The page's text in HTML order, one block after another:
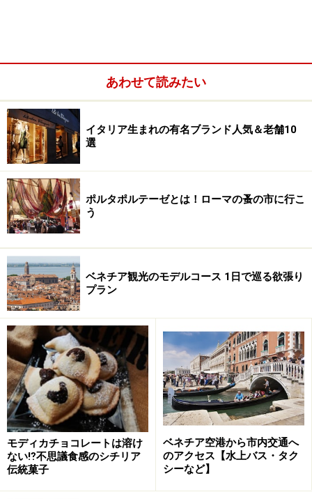
おとぎ話にでてきそうな民家群「トゥルッ
リ」
アルベロベッロの伝統集落トゥルッリの屋根には、さまざま
な記号が描かれている (c)Ewa Kawamura
トゥルッロの屋根の頂点は、ピンナコロと呼ばれる尖塔で蓋
します (c)Ewa Kawamura
トゥルッロの伝統的な建築工法は、一切モルタル（セメ
ントと水を混ぜたもの）を使うことなく、壁も屋根もす
べて「積み石」で作り上げて造られています。それは、
かつてナポリ王国が南イタリア全域を支配していた時
あわせて読みたい
イタリア生まれの有名ブランド人気＆老舗10
選
ポルタポルテーゼとは！ローマの蚤の市に行こ
う
ベネチア観光のモデルコース 1日で巡る欲張り
プラン
モディカチョコレートは溶け
ない⁉不思議食感のシチリア
伝統菓子
ベネチア空港から市内交通へ
のアクセス【水上バス・タク
シーなど】